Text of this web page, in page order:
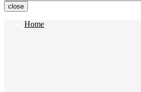
close
Home